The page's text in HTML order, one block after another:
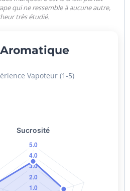
qui ne ressemble à aucune autre,
très étudié.
Vapoteur (1-5)